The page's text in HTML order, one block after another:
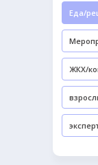
Еда/
ЖКХ/